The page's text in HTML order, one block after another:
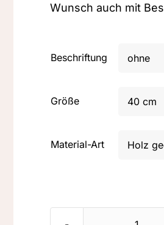
Wunsch auch mit
Beschriftung
Größe
Material-Art